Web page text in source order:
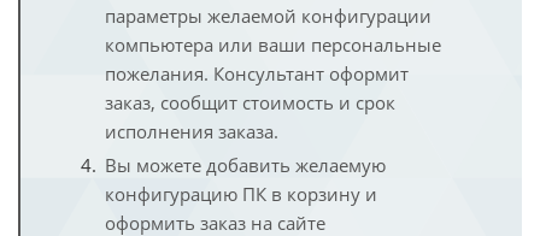
параметры желаемой конфигурации
компьютера или ваши персональные
пожелания. Консультант оформит
заказ, сообщит стоимость и срок
исполнения заказа.
Вы можете добавить желаемую
конфигурацию ПК в корзину и
оформить заказ на сайте